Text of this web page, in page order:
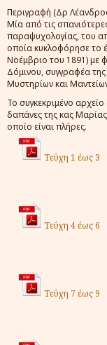
Περιγραφή (Δρ
Μία από τις
παραψυχολογίας, του
οποία κυκλοφόρησε το
Νοέμβριο του 1891) με
Δόμινου, συγγραφέα της
Μυστηρίων και
Το συγκεκριμένο
δαπάνες της κας
οποίο είναι πλήρες.
Τεύχη 1 έως 3
Τεύχη 4 έως 6
Τεύχη 7 έως 9